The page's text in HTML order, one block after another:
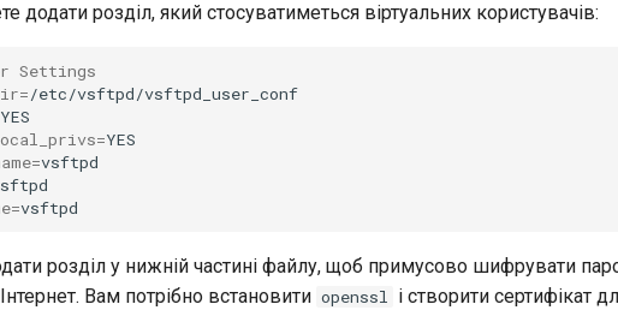
додати розділ, який стосуватиметься віртуальних користувачів:
Settings
=
=
=
=
розділ у нижній частині файлу, щоб примусово шифрувати
Вам потрібно встановити openssl і створити сертифікат